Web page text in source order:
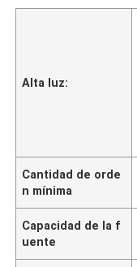
Alta luz:
Cantidad de orde
n mínima
Capacidad de la f
uente